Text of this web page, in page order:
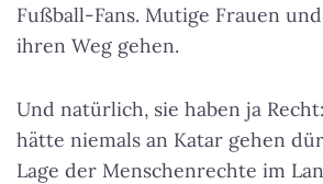
Fußball-Fans. Mutige Frauen
ihren Weg gehen.
Und natürlich, sie haben ja
hätte niemals an Katar gehen
Lage der Menschenrechte im